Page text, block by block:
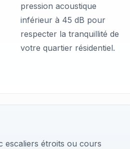
pression acoustique
inférieur à 45 dB pour
respecter la tranquillité de
votre quartier résidentiel.
escaliers étroits ou cours